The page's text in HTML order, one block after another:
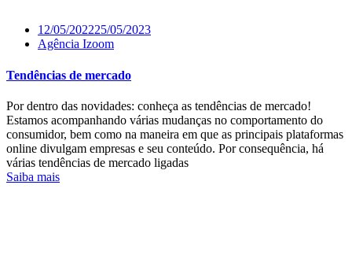
12/05/202225/05/2023
Agência Izoom
Tendências de mercado
Por dentro das novidades: conheça as tendências de mercado!
Estamos acompanhando várias mudanças no comportamento do
consumidor, bem como na maneira em que as principais plataformas
online divulgam empresas e seu conteúdo. Por consequência, há
várias tendências de mercado ligadas
Saiba mais